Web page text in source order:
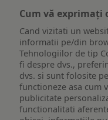
Cum vă exprimați
Cand vizitati un
informatii pe/din
Tehnologiilor de tip
fi despre dvs.,
dvs. si sunt folosite
functioneze asa cum
publicitate
functionalitati